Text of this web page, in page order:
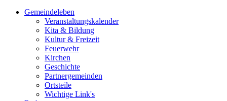
Gemeindeleben
Veranstaltungskalender
Kita & Bildung
Kultur & Freizeit
Feuerwehr
Kirchen
Geschichte
Partnergemeinden
Ortsteile
Wichtige Link's